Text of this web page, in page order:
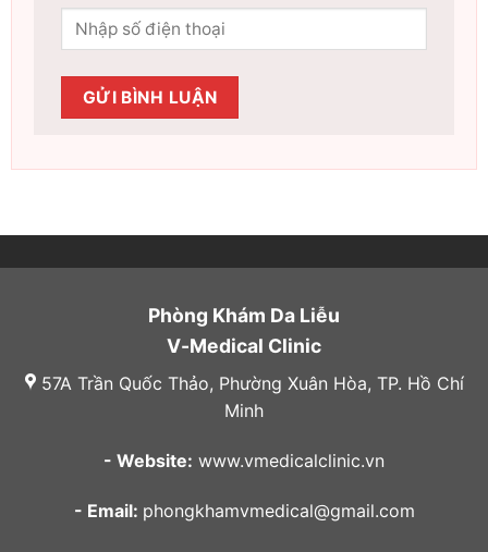
Phòng Khám Da Liễu
V-Medical Clinic
57A Trần Quốc Thảo, Phường Xuân Hòa, TP. Hồ Chí
Minh
- Website: www.vmedicalclinic.vn
- Email: phongkhamvmedical@gmail.com